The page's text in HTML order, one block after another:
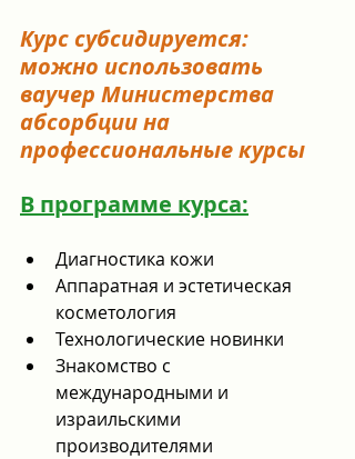
Курс субсидируется:
можно использовать
ваучер Министерства
абсорбции на
профессиональные курсы
В программе курса:
Диагностика кожи
Аппаратная и эстетическая
косметология
Технологические новинки
Знакомство с
международными и
израильскими
производителями